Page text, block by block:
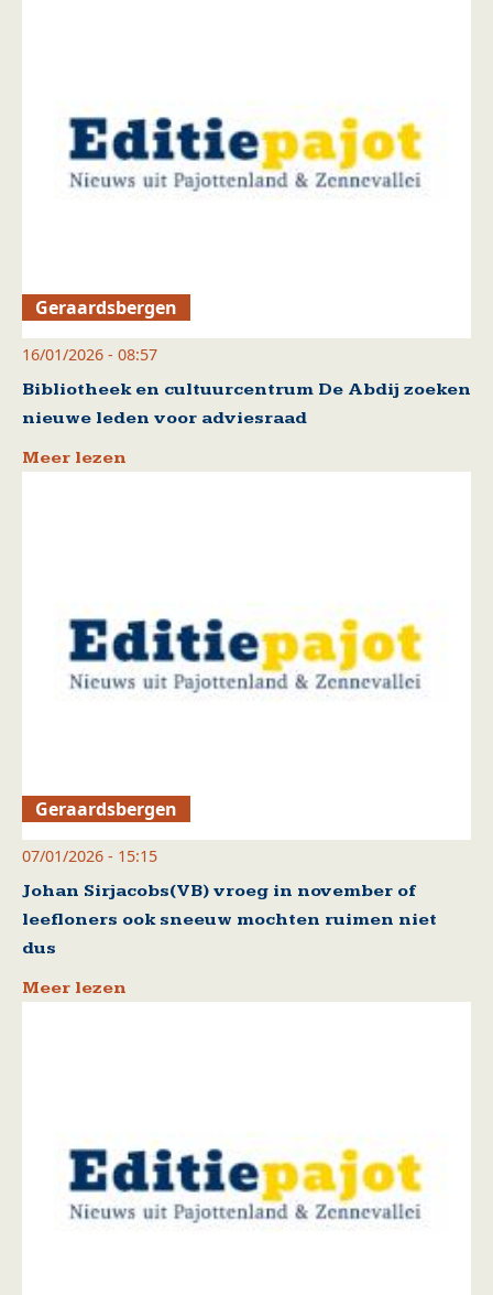
Geraardsbergen
16/01/2026 - 08:57
Bibliotheek en cultuurcentrum De Abdij zoeken
nieuwe leden voor adviesraad
Meer lezen
Geraardsbergen
07/01/2026 - 15:15
Johan Sirjacobs(VB) vroeg in november of
leefloners ook sneeuw mochten ruimen niet
dus
Meer lezen